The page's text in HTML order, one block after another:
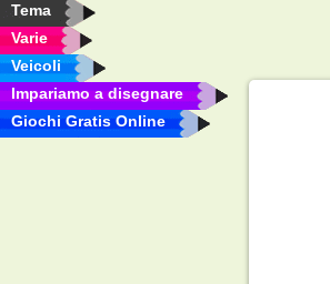
Tema
Varie
Veicoli
Impariamo a disegnare
Giochi Gratis Online